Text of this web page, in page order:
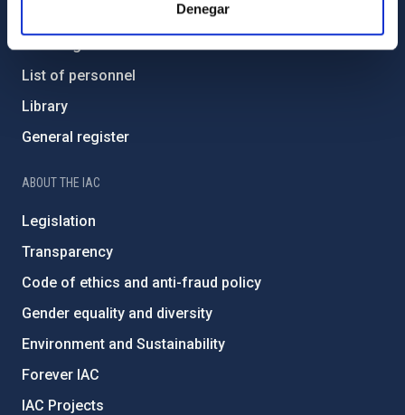
Denegar
How to get to the IAC
List of personnel
Library
General register
ABOUT THE IAC
Legislation
Transparency
Code of ethics and anti-fraud policy
Gender equality and diversity
Environment and Sustainability
Forever IAC
IAC Projects